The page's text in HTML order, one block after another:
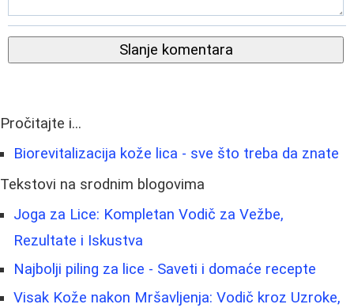
Slanje komentara
Pročitajte i...
Biorevitalizacija kože lica - sve što treba da znate
Tekstovi na srodnim blogovima
Joga za Lice: Kompletan Vodič za Vežbe,
Rezultate i Iskustva
Najbolji piling za lice - Saveti i domaće recepte
Visak Kože nakon Mršavljenja: Vodič kroz Uzroke,